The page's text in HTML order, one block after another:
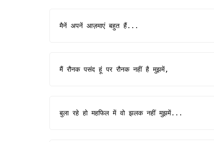
मैनें अपनें आज़माएं बहुत हैं...
मैं रौनक पसंद हूं पर रौनक नहीं है मुझमें,
बुला रहे हो महफिल में वो झलक नहीं मुझमें...